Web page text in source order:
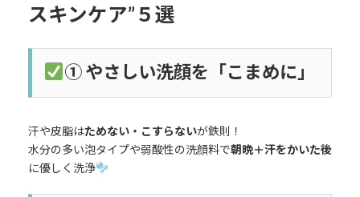
スキンケア”５選
① やさしい洗顔を「こまめに」
汗や皮脂はためない・こすらないが鉄則！
水分の多い泡タイプや弱酸性の洗顔料で朝晩＋汗をかいた後
に優しく洗浄